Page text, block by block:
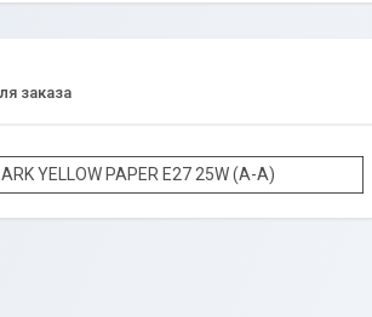
заказа
YELLOW PAPER E27 25W (A-A)